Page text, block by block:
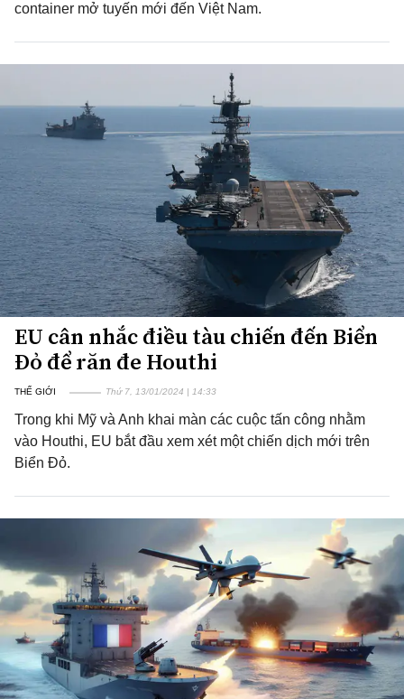
container mở tuyến mới đến Việt Nam.
EU cân nhắc điều tàu chiến đến Biển
Đỏ để răn đe Houthi
THẾ GIỚI Thứ 7, 13/01/2024 | 14:33
Trong khi Mỹ và Anh khai màn các cuộc tấn công nhằm
vào Houthi, EU bắt đầu xem xét một chiến dịch mới trên
Biển Đỏ.